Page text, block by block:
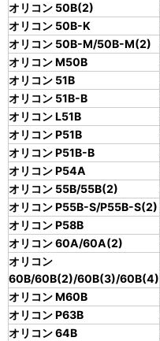
オリコン 50B(2)
オリコン 50B-K
オリコン 50B-M/50B-M(2)
オリコン M50B
オリコン 51B
オリコン 51B-B
オリコン L51B
オリコン P51B
オリコン P51B-B
オリコン P54A
オリコン 55B/55B(2)
オリコン P55B-S/P55B-S(2)
オリコン P58B
オリコン 60A/60A(2)
オリコン
60B/60B(2)/60B(3)/60B(4)
オリコン M60B
オリコン P63B
オリコン 64B